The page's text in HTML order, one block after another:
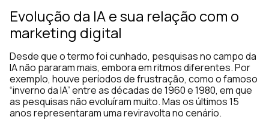
Evolução da IA e sua relação com o
marketing digital
Desde que o termo foi cunhado, pesquisas no campo da
IA não pararam mais, embora em ritmos diferentes. Por
exemplo, houve períodos de frustração, como o famoso
“inverno da IA” entre as décadas de 1960 e 1980, em que
as pesquisas não evoluíram muito. Mas os últimos 15
anos representaram uma reviravolta no cenário.